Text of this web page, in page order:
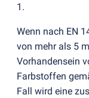
1.
Wenn nach EN
von mehr als 5
Vorhandensein
Farbstoffen
Fall wird eine